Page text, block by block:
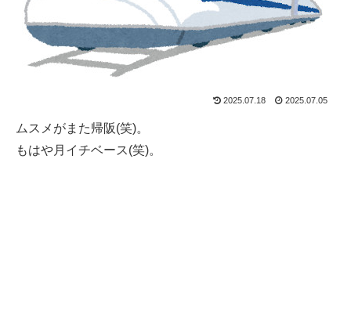
2025.07.18 2025.07.05
ムスメがまた帰阪(笑)。
もはや月イチベース(笑)。